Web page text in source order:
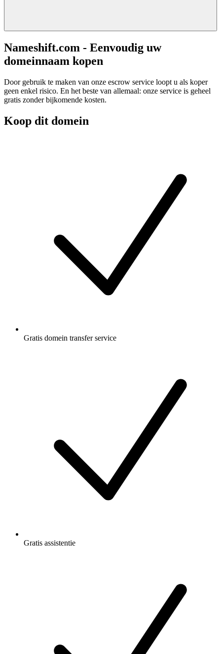
Nameshift.com - Eenvoudig uw
domeinnaam kopen
Door gebruik te maken van onze escrow service loopt u als koper
geen enkel risico. En het beste van allemaal: onze service is geheel
gratis zonder bijkomende kosten.
Koop dit domein
Gratis domein transfer service
Gratis assistentie